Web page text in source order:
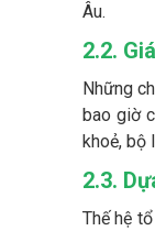
Âu.
2.2.
Những
bao giờ
khoẻ, bộ
2.3.
Thế hệ